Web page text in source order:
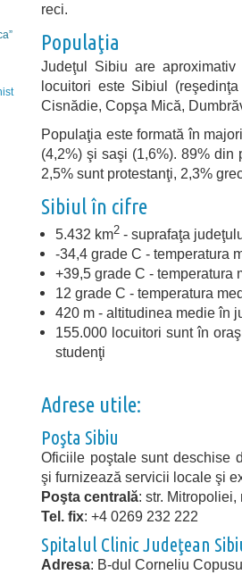
reci.
Populaţia
Judeţul Sibiu are
locuitori este Sibiul
Cisnădie, Copşa Mică,
Populaţia este formată în
(4,2%) şi saşi (1,6%). 89%
2,5% sunt protestanţi, 2,3%
Sibiul în cifre
5.432 km2 - suprafaţa
-34,4 grade C - temperatura
+39,5 grade C - temperatura
12 grade C - temperatura
420 m - altitudinea medie în
155.000 locuitori sunt în
studenţi
Adrese utile:
Poşta Sibiu
Oficiile poştale sunt deschise
şi furnizează servicii locale şi
Poşta centrală: str. Mitropoliei,
Tel. fix: +4 0269 232 222
Spitalul Clinic Judeţean
Adresa: B-dul Corneliu